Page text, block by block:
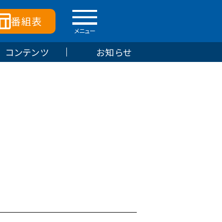
番組表
メニュー
コンテンツ お知らせ